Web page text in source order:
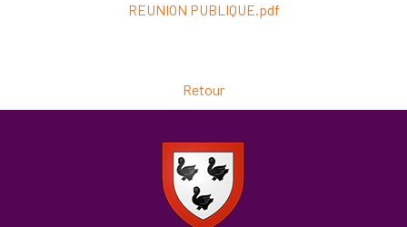
REUNION PUBLIQUE.pdf
Retour